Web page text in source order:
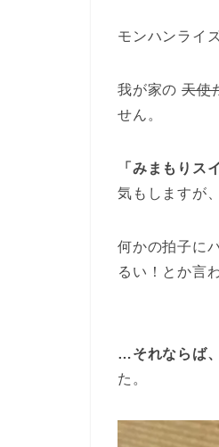
モンハンライ
我が家の 天使
せん。
「みまもりス
気もしますが、
何かの拍子に
るい！とか言
…それならば
た。